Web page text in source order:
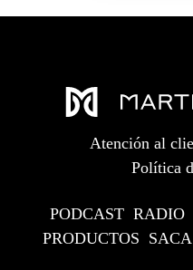
Atención al
Política
PODCAST RADIO
PRODUCTOS